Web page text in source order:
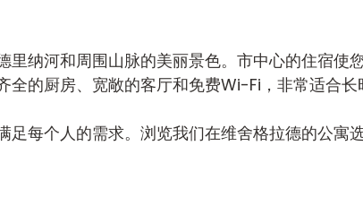
纳河和周围山脉的美丽景色。市中心的住宿使
的厨房、宽敞的客厅和免费Wi-Fi，非常适合长
每个人的需求。浏览我们在维舍格拉德的公寓